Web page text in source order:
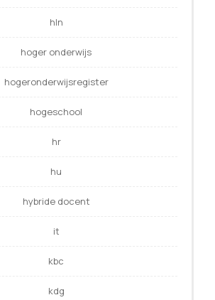
hln
hoger onderwijs
hogeronderwijsregister
hogeschool
hr
hu
hybride docent
it
kbc
kdg